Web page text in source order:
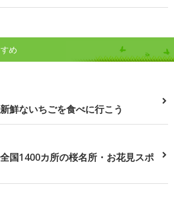
め
鮮ないちごを食べに行こう
国1400カ所の桜名所・お花見スポ